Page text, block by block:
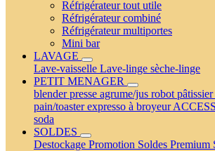
Réfrigérateur tout utile
Réfrigérateur combiné
Réfrigérateur multiportes
Mini bar
LAVAGE
Lave-vaisselle Lave-linge sèche-linge
PETIT MENAGER
blenderpresse agrume/jus robot pâtissier
pain/toasterexpresso à broyeur
soda
SOLDES
Destockage Promotion Soldes Premium